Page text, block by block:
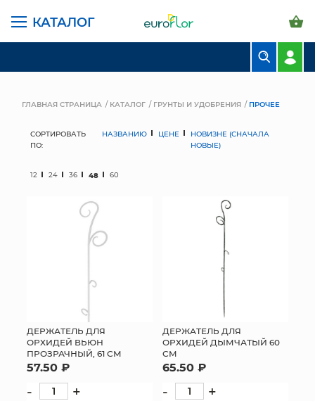
КАТАЛОГ
МЯГКИЕ ИГРУШКИ
КОРЗИНЫ
ГЛАВНАЯ СТРАНИЦА КАТАЛОГ ГРУНТЫ И УДОБРЕНИЯ ПРОЧЕЕ
СОРТИРОВАТЬ
ПО:
НАЗВАНИЮ ЦЕНЕ
НОВИЗНЕ (СНАЧАЛА
НОВЫЕ)
12 24 36 48 60
ДЕРЖАТЕЛЬ ДЛЯ
ОРХИДЕЙ ВЬЮН
ПРОЗРАЧНЫЙ, 61 СМ
57.50 ₽
- +
ДЕРЖАТЕЛЬ ДЛЯ
ОРХИДЕЙ ДЫМЧАТЫЙ 60
СМ
65.50 ₽
- +